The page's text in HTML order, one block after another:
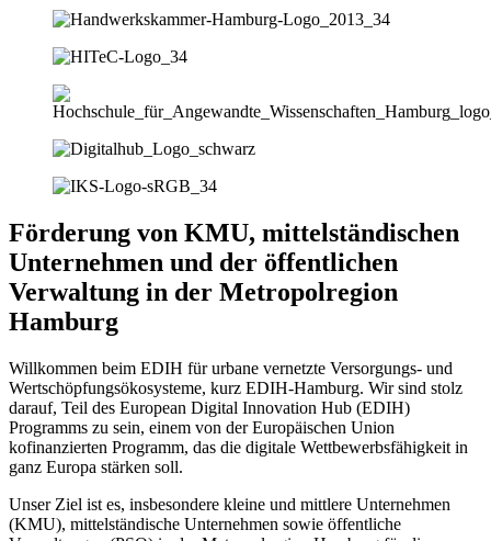
Förderung von KMU, mittelständischen
Unternehmen und der öffentlichen
Verwaltung in der Metropolregion
Hamburg
Willkommen beim EDIH für urbane vernetzte Versorgungs- und
Wertschöpfungsökosysteme, kurz EDIH-Hamburg. Wir sind stolz
darauf, Teil des European Digital Innovation Hub (EDIH)
Programms zu sein, einem von der Europäischen Union
kofinanzierten Programm, das die digitale Wettbewerbsfähigkeit in
ganz Europa stärken soll.
Unser Ziel ist es, insbesondere kleine und mittlere Unternehmen
(KMU), mittelständische Unternehmen sowie öffentliche